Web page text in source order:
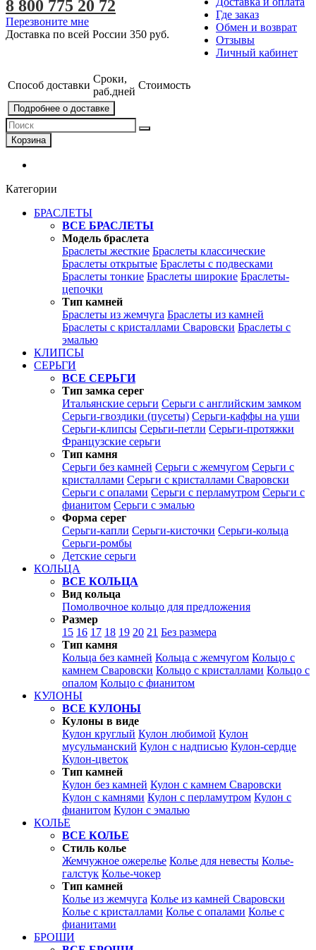
Где заказ
Обмен и возврат
Отзывы
Личный кабинет
8 800 775 20 72
Перезвоните мне
Доставка по всей России 350 руб.
Способ доставки
Сроки,
раб.дней
Стоимость
Подробнее о доставке
Корзина
Категории
БРАСЛЕТЫ
ВСЕ БРАСЛЕТЫ
Модель браслета
Браслеты жесткие Браслеты классические
Браслеты открытые Браслеты с подвесками
Браслеты тонкие Браслеты широкие Браслеты-
цепочки
Тип камней
Браслеты из жемчуга Браслеты из камней
Браслеты с кристаллами Сваровски Браслеты с
эмалью
КЛИПСЫ
СЕРЬГИ
ВСЕ СЕРЬГИ
Тип замка серег
Итальянские серьги Серьги с английским замком
Серьги-гвоздики (пусеты) Серьги-каффы на уши
Серьги-клипсы Серьги-петли Серьги-протяжки
Французские серьги
Тип камня
Серьги без камней Серьги с жемчугом Серьги с
кристаллами Серьги с кристаллами Сваровски
Серьги с опалами Серьги с перламутром Серьги с
фианитом Серьги с эмалью
Форма серег
Серьги-капли Серьги-кисточки Серьги-кольца
Серьги-ромбы
Детские серьги
КОЛЬЦА
ВСЕ КОЛЬЦА
Вид кольца
Помолвочное кольцо для предложения
Размер
15 16 17 18 19 20 21 Без размера
Тип камня
Кольца без камней Кольца с жемчугом Кольцо с
камнем Сваровски Кольцо с кристаллами Кольцо с
опалом Кольцо с фианитом
КУЛОНЫ
ВСЕ КУЛОНЫ
Кулоны в виде
Кулон круглый Кулон любимой Кулон
мусульманский Кулон с надписью Кулон-сердце
Кулон-цветок
Тип камней
Кулон без камней Кулон с камнем Сваровски
Кулон с камнями Кулон с перламутром Кулон с
фианитом Кулон с эмалью
КОЛЬЕ
ВСЕ КОЛЬЕ
Стиль колье
Жемчужное ожерелье Колье для невесты Колье-
галстук Колье-чокер
Тип камней
Колье из жемчуга Колье из камней Сваровски
Колье с кристаллами Колье с опалами Колье с
фианитами
БРОШИ